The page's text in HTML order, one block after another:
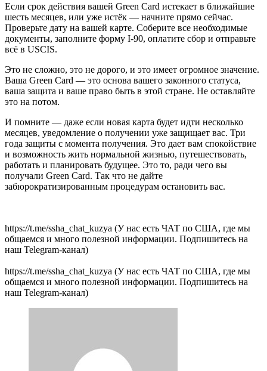
Если срок действия вашей Green Card истекает в ближайшие
шесть месяцев, или уже истёк — начните прямо сейчас.
Проверьте дату на вашей карте. Соберите все необходимые
документы, заполните форму I-90, оплатите сбор и отправьте
всё в USCIS.
Это не сложно, это не дорого, и это имеет огромное значение.
Ваша Green Card — это основа вашего законного статуса,
ваша защита и ваше право быть в этой стране. Не оставляйте
это на потом.
И помните — даже если новая карта будет идти несколько
месяцев, уведомление о получении уже защищает вас. Три
года защиты с момента получения. Это дает вам спокойствие
и возможность жить нормальной жизнью, путешествовать,
работать и планировать будущее. Это то, ради чего вы
получали Green Card. Так что не дайте
забюрократизированным процедурам остановить вас.
https://t.me/ssha_chat_kuzya (У нас есть ЧАТ по США, где мы
общаемся и много полезной информации. Подпишитесь на
наш Telegram-канал)
https://t.me/ssha_chat_kuzya (У нас есть ЧАТ по США, где мы
общаемся и много полезной информации. Подпишитесь на
наш Telegram-канал)